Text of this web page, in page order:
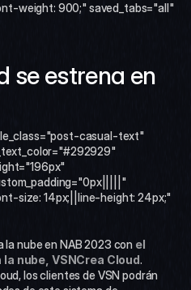
weight: 900;" saved_tabs="all"
se estrena en
size: 14px;||line-height: 24px;"
la nube en NAB 2023 con el
nube, VSNCrea Cloud.
los clientes de VSN podrán